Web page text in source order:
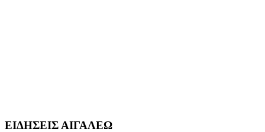
ΕΙΔΗΣΕΙΣ ΑΙΓΑΛΕΩ